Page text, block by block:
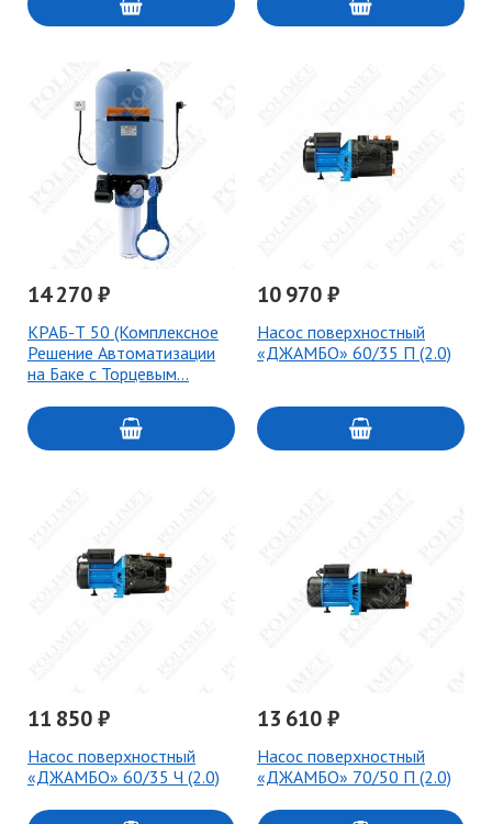
14 270 ₽
КРАБ-Т 50 (Комплексное
Решение Автоматизации
на Баке с Торцевым…
10 970 ₽
Насос поверхностный
«ДЖАМБО» 60/35 П (2.0)
11 850 ₽
Насос поверхностный
«ДЖАМБО» 60/35 Ч (2.0)
13 610 ₽
Насос поверхностный
«ДЖАМБО» 70/50 П (2.0)